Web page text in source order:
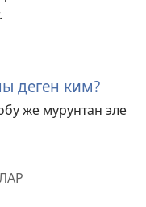
деген ким?
же мурунтан эле